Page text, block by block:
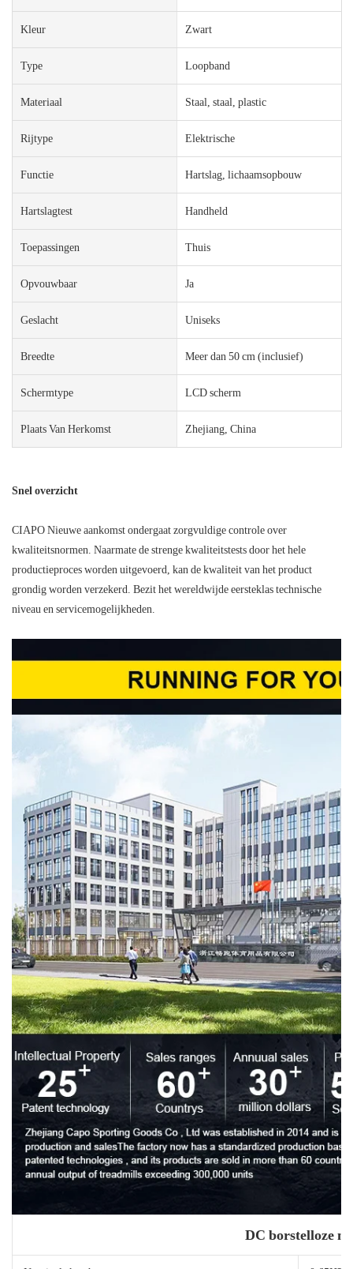
Kleur Zwart
Type Loopband
Materiaal Staal, staal, plastic
Rijtype Elektrische
Functie Hartslag, lichaamsopbouw
Hartslagtest Handheld
Toepassingen Thuis
Opvouwbaar Ja
Geslacht Uniseks
Breedte Meer dan 50 cm (inclusief)
Schermtype LCD scherm
Plaats Van Herkomst Zhejiang, China
Snel overzicht
CIAPO Nieuwe aankomst ondergaat zorgvuldige controle over
kwaliteitsnormen. Naarmate de strenge kwaliteitstests door het hele
productieproces worden uitgevoerd, kan de kwaliteit van het product
grondig worden verzekerd. Bezit het wereldwijde eersteklas technische
niveau en servicemogelijkheden.
DC borstelloze